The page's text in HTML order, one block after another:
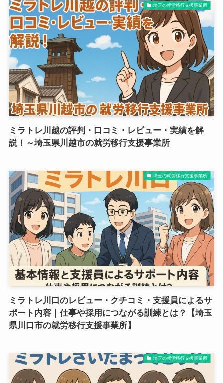
埼玉の就労移行支援事業所
ミラトレ川越の評判・口コミ・レビュー・実績を解
説！～埼玉県川越市の就労移行支援事業所
埼玉の就労移行支援事業所
ミラトレ川口のレビュー・クチコミ・支援員によるサ
ポート内容｜仕事や採用につながる訓練とは？【埼玉
県川口市の就労移行支援事業所】
埼玉の就労移行支援事業所